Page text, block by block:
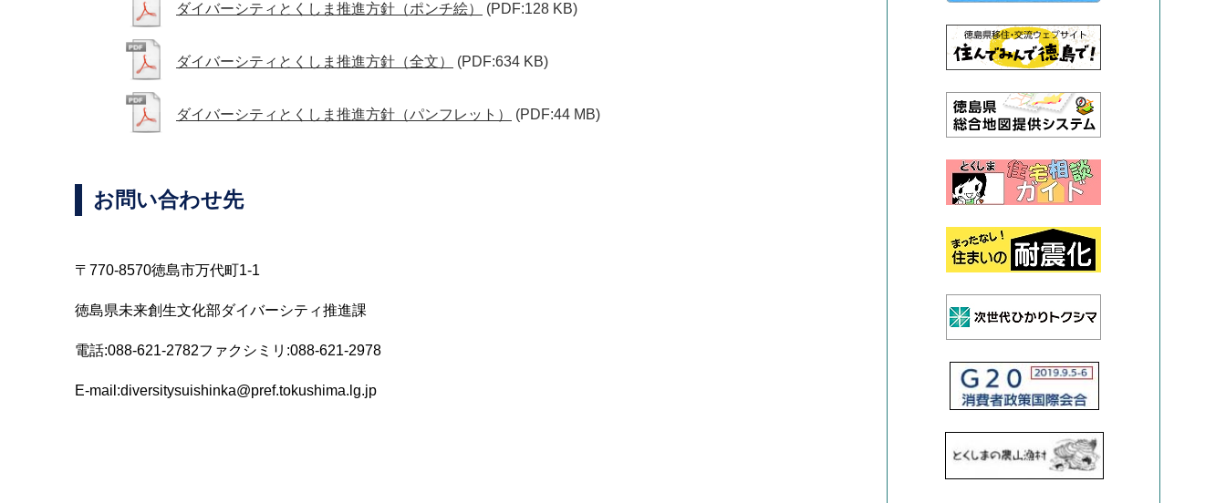
ダイバーシティとくしま推進方針（ポンチ絵） (PDF:128 KB)
ダイバーシティとくしま推進方針（全文） (PDF:634 KB)
ダイバーシティとくしま推進方針（パンフレット） (PDF:44 MB)
お問い合わせ先
〒770-8570徳島市万代町1-1
徳島県未来創生文化部ダイバーシティ推進課
電話:088-621-2782ファクシミリ:088-621-2978
E-mail:diversitysuishinka@pref.tokushima.lg.jp